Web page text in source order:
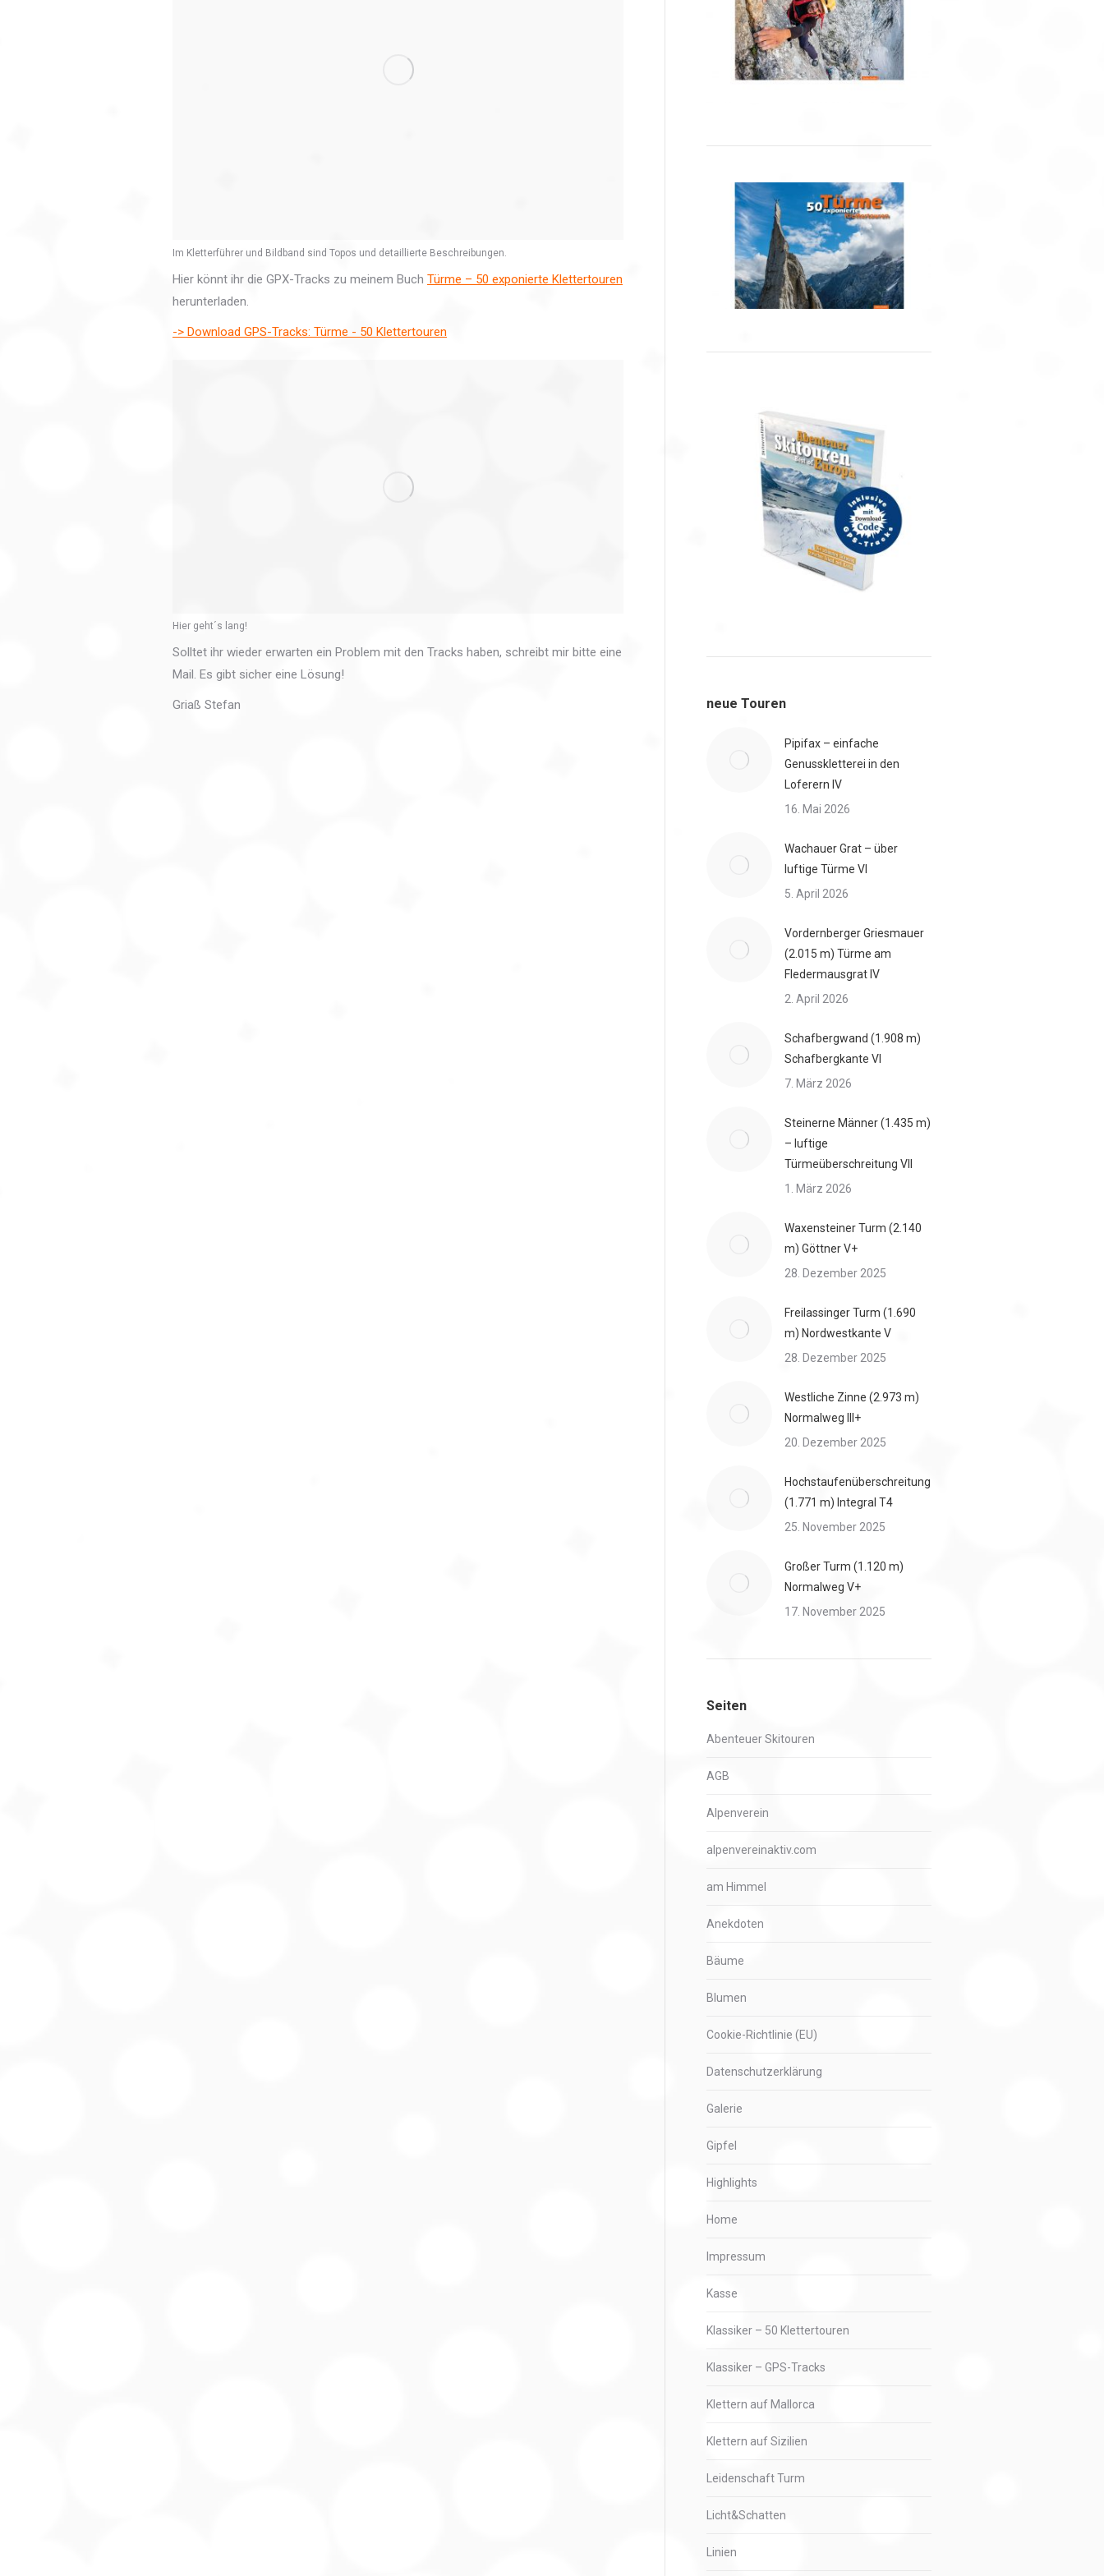
Im Kletterführer und Bildband sind Topos und detaillierte Beschreibungen.
Hier könnt ihr die GPX-Tracks zu meinem Buch Türme – 50 exponierte Klettertouren
herunterladen.
-> Download GPS-Tracks: Türme - 50 Klettertouren
Hier geht´s lang!
Solltet ihr wieder erwarten ein Problem mit den Tracks haben, schreibt mir bitte eine
Mail. Es gibt sicher eine Lösung!
Griaß Stefan neue Touren
Pipifax – einfache
Genusskletterei in den
Loferern IV
16. Mai 2026
Wachauer Grat – über
luftige Türme VI
5. April 2026
Vordernberger Griesmauer
(2.015 m) Türme am
Fledermausgrat IV
2. April 2026
Schafbergwand (1.908 m)
Schafbergkante VI
7. März 2026
Steinerne Männer (1.435 m)
– luftige
Türmeüberschreitung VII
1. März 2026
Waxensteiner Turm (2.140
m) Göttner V+
28. Dezember 2025
Freilassinger Turm (1.690
m) Nordwestkante V
28. Dezember 2025
Westliche Zinne (2.973 m)
Normalweg III+
20. Dezember 2025
Hochstaufenüberschreitung
(1.771 m) Integral T4
25. November 2025
Großer Turm (1.120 m)
Normalweg V+
17. November 2025
Seiten
Abenteuer Skitouren
AGB
Alpenverein
alpenvereinaktiv.com
am Himmel
Anekdoten
Bäume
Blumen
Cookie-Richtlinie (EU)
Datenschutzerklärung
Galerie
Gipfel
Highlights
Home
Impressum
Kasse
Klassiker – 50 Klettertouren
Klassiker – GPS-Tracks
Klettern auf Mallorca
Klettern auf Sizilien
Leidenschaft Turm
Licht&Schatten
Linien